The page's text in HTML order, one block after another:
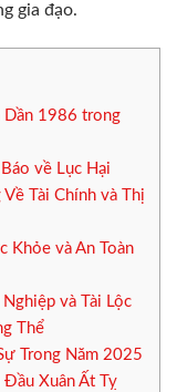
gia đạo.
Dần 1986 trong
về Lục Hại
Tài Chính và Thị
Khỏe và An Toàn
Nghiệp và Tài Lộc
Thể
Trong Năm 2025
Xuân Ất Tỵ